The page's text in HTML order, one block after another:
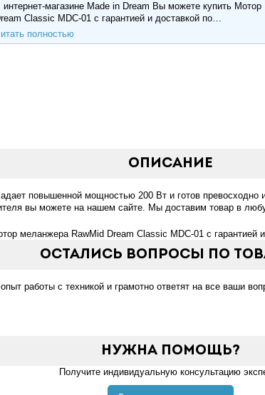
интернет-магазине Made in Dream Вы можете купить
Classic MDC-01 с гарантией и доставкой по…
полностью
Описание
повышенной мощностью 200 Вт и готов
вы можете на нашем сайте. Мы доставим товар в
меланжера RawMid Dream Classic MDC-01 с гарантией
Остались вопросы по
работы с техникой и грамотно ответят на все ваши
Нужна помощь?
Получите индивидуальную консультацию